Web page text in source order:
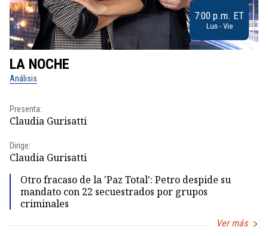
7:00 p.m. ET
Lun - Vie
LA NOCHE
Análisis
Presenta:
Claudia Gurisatti
Dirige:
Claudia Gurisatti
Otro fracaso de la 'Paz Total': Petro despide su
mandato con 22 secuestrados por grupos
criminales
Ver más